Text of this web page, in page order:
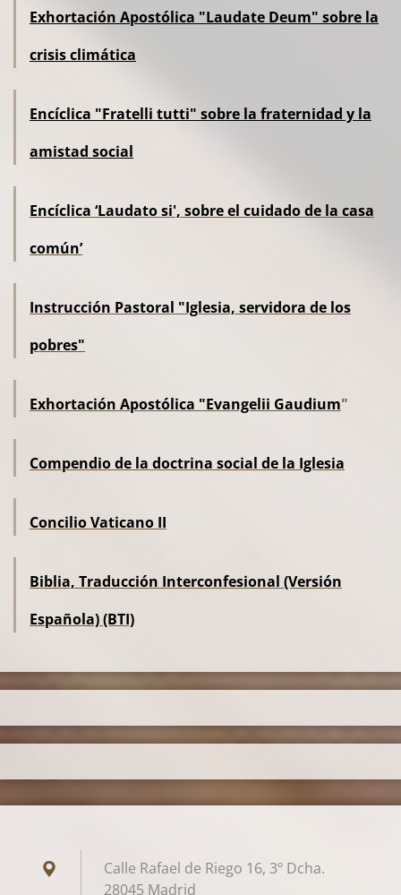
Exhortación Apostólica "Laudate Deum" sobre la
crisis climática
Encíclica "Fratelli tutti" sobre la fraternidad y la
amistad social
Encíclica ‘Laudato si', sobre el cuidado de la casa
común’
Instrucción Pastoral "Iglesia, servidora de los
pobres"
Exhortación Apostólica "Evangelii Gaudium"
Compendio de la doctrina social de la Iglesia
Concilio Vaticano II
Biblia, Traducción Interconfesional (Versión
Española) (BTI)
Calle Rafael de Riego 16, 3º Dcha.
28045 Madrid